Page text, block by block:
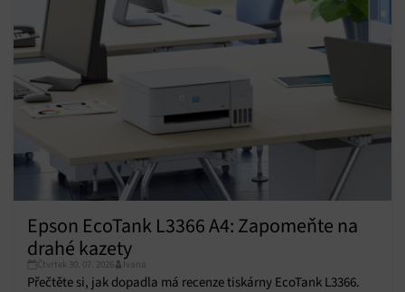
podvodů a odstraňování chyb, Poskytování a
zobrazování reklamy a obsahu, Ukládání a sdělování
voleb ochrany osobních údajů.
Vždy aktivní
Epson EcoTank L3366 A4: Zapomeňte na
drahé kazety
Čtvrtek 30. 07. 2026 Ivana
Přečtěte si, jak dopadla má recenze tiskárny EcoTank L3366.